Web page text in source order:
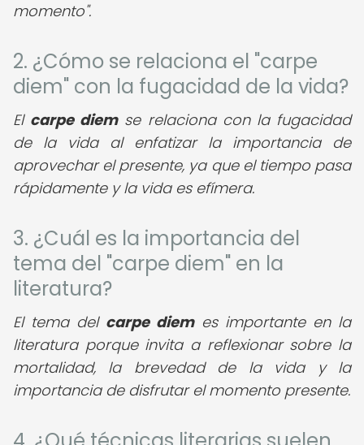
momento".
2. ¿Cómo se relaciona el "carpe
diem" con la fugacidad de la vida?
El carpe diemse relaciona con la fugacidad
de la vida al enfatizar la importancia de
aprovechar el presente, ya que el tiempo pasa
rápidamente y la vida es efímera.
3. ¿Cuál es la importancia del
tema del "carpe diem" en la
literatura?
El tema del carpe diemes importante en la
literatura porque invita a reflexionar sobre la
mortalidad, la brevedad de la vida y la
importancia de disfrutar el momento presente.